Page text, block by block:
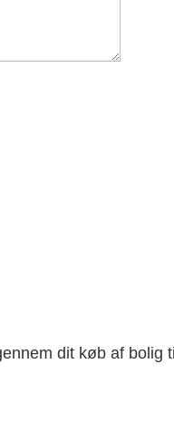
dit køb af bolig